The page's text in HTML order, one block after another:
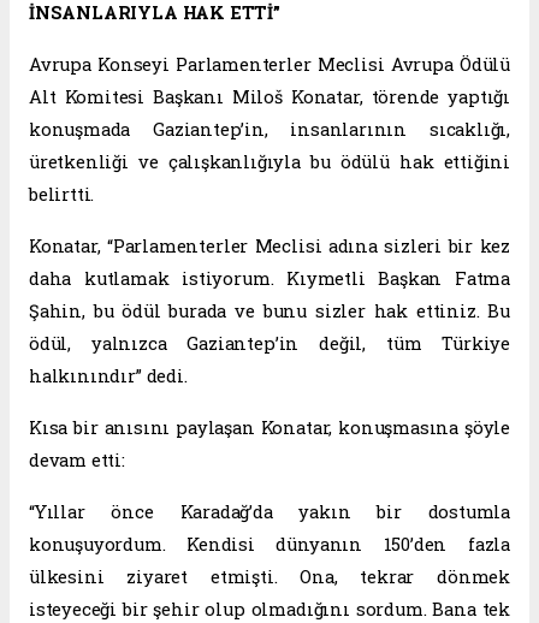
İNSANLARIYLA HAK ETTİ”
Avrupa Konseyi Parlamenterler Meclisi Avrupa Ödülü
Alt Komitesi Başkanı Miloš Konatar, törende yaptığı
konuşmada Gaziantep’in, insanlarının sıcaklığı,
üretkenliği ve çalışkanlığıyla bu ödülü hak ettiğini
belirtti.
Konatar, “Parlamenterler Meclisi adına sizleri bir kez
daha kutlamak istiyorum. Kıymetli Başkan Fatma
Şahin, bu ödül burada ve bunu sizler hak ettiniz. Bu
ödül, yalnızca Gaziantep’in değil, tüm Türkiye
halkınındır” dedi.
Kısa bir anısını paylaşan Konatar, konuşmasına şöyle
devam etti:
“Yıllar önce Karadağ’da yakın bir dostumla
konuşuyordum. Kendisi dünyanın 150’den fazla
ülkesini ziyaret etmişti. Ona, tekrar dönmek
isteyeceği bir şehir olup olmadığını sordum. Bana tek